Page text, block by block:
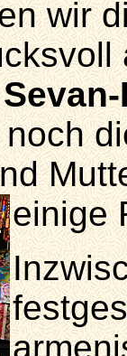
wir
einige